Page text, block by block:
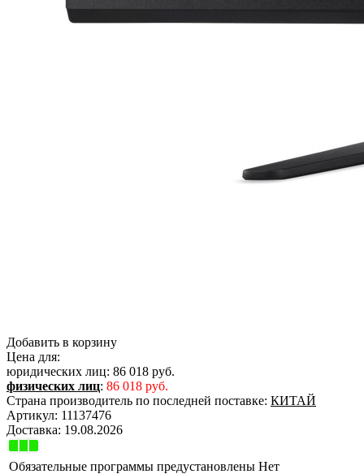
Добавить в корзину
Цена для:
юридических лиц: 86 018 руб.
физических лиц: 86 018 руб.
Страна производитель по последней поставке: КИТАЙ
Артикул: 11137476
Доставка: 19.08.2026
Обязательные программы предустановлены Нет